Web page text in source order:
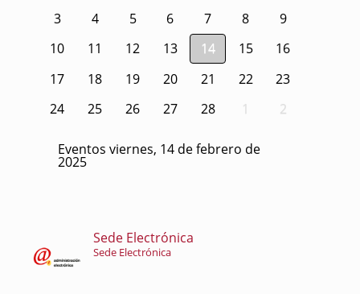
3
4 5 6 7 8
9
10
11 12 13 14 15
16
17
18 19 20 21 22
23
24
25 26 27 28 1 2
Eventos viernes, 14 de febrero de
2025
Sede Electrónica
Sede Electrónica